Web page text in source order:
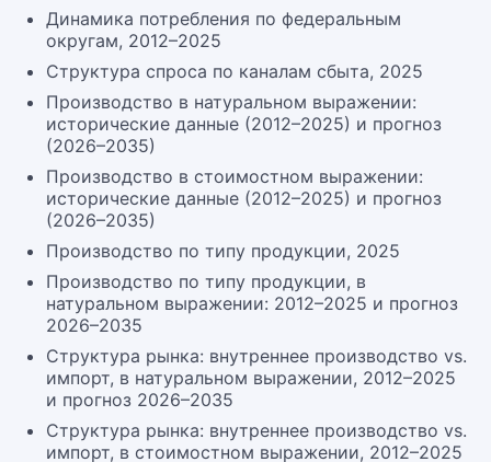
Динамика потребления по федеральным
округам, 2012–2025
Структура спроса по каналам сбыта, 2025
Производство в натуральном выражении:
исторические данные (2012–2025) и прогноз
(2026–2035)
Производство в стоимостном выражении:
исторические данные (2012–2025) и прогноз
(2026–2035)
Производство по типу продукции, 2025
Производство по типу продукции, в
натуральном выражении: 2012–2025 и прогноз
2026–2035
Структура рынка: внутреннее производство vs.
импорт, в натуральном выражении, 2012–2025
и прогноз 2026–2035
Структура рынка: внутреннее производство vs.
импорт, в стоимостном выражении, 2012–2025